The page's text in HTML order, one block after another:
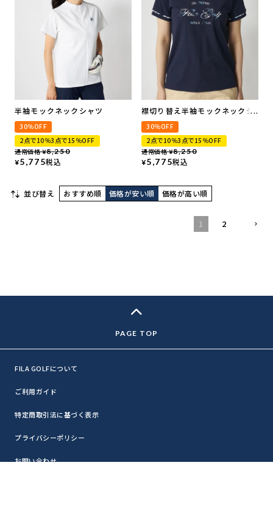
半袖モックネックシャツ
30％OFF
2点で10％3点で15％OFF
通常価格 ¥8,250
¥5,775税込
襟切り替え半袖モックネックシ
ャツ
30％OFF
2点で10％3点で15％OFF
通常価格 ¥8,250
¥5,775税込
並び替え おすすめ順 価格が安い順 価格が高い順
1 2
FILA GOLFについて
ご利用ガイド
特定商取引法に基づく表示
プライバシーポリシー
お問い合わせ